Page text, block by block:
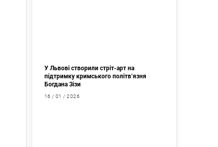
У Львові створили стріт-арт на
підтримку кримського політв’язня
Богдана Зізи
16 / 01 / 2026